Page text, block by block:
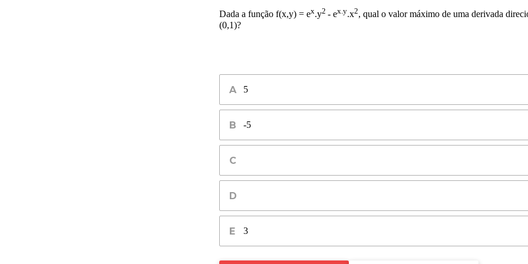
Dada a função f(x,y) = ex.y2 - ex.y.x2, qual o valor máximo de uma derivada
(0,1)?
5
-5
3